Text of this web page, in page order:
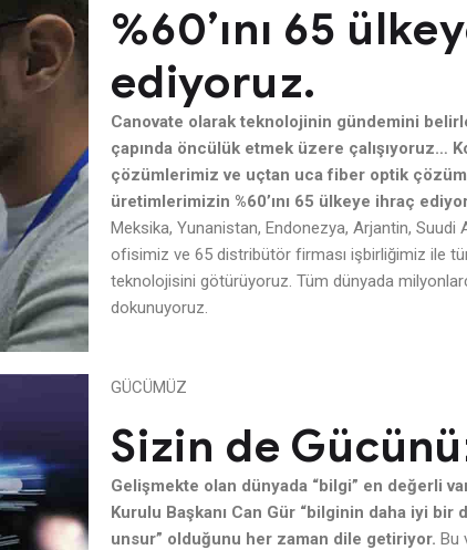
%60’ını 65
ediyoruz.
Canovate olarak teknolojinin gündemini
çapında öncülük etmek üzere çalışıyoruz…
çözümlerimiz ve uçtan uca fiber optik
üretimlerimizin %60’ını 65 ülkeye ihraç
Meksika, Yunanistan, Endonezya, Arjantin, Suudi
ofisimiz ve 65 distribütör firması işbirliğimiz ile
teknolojisini götürüyoruz. Tüm dünyada
dokunuyoruz.
GÜCÜMÜZ
Sizin de
Gelişmekte olan dünyada “bilgi” en değerli
Kurulu Başkanı Can Gür “bilginin daha iyi
unsur” olduğunu her zaman dile getiriyor. Bu